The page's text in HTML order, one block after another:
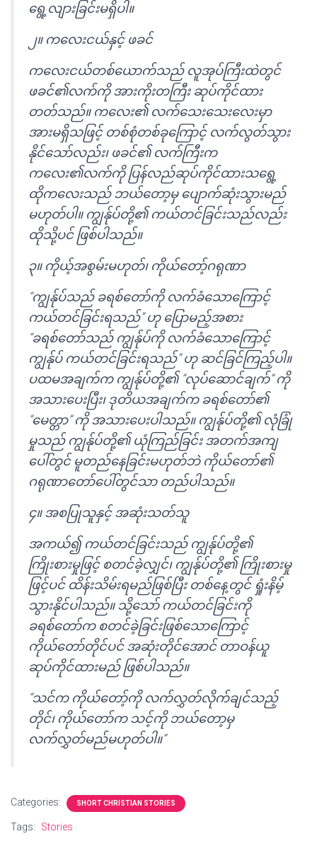
ရွေ့လျားခြင်းမရှိပါ။
၂။ ကလေးငယ်နှင့် ဖခင်
ကလေးငယ်တစ်ယောက်သည် လူအုပ်ကြီးထဲတွင်
ဖခင်၏လက်ကို အားကိုးတကြီး ဆုပ်ကိုင်ထား
တတ်သည်။ ကလေး၏ လက်သေးသေးလေးမှာ
အားမရှိသဖြင့် တစ်စုံတစ်ခုကြောင့် လက်လွတ်သွား
နိုင်သော်လည်း၊ ဖခင်၏ လက်ကြီးက
ကလေး၏လက်ကို ပြန်လည်ဆုပ်ကိုင်ထားသရွေ့
ထိုကလေးသည် ဘယ်တော့မှ ပျောက်ဆုံးသွားမည်
မဟုတ်ပါ။ ကျွန်ုပ်တို့၏ ကယ်တင်ခြင်းသည်လည်း
ထိုသို့ပင် ဖြစ်ပါသည်။
၃။ ကိုယ့်အစွမ်းမဟုတ်၊ ကိုယ်တော့်ဂရုဏာ
“ကျွန်ုပ်သည် ခရစ်တော်ကို လက်ခံသောကြောင့်
ကယ်တင်ခြင်းရသည်” ဟု ပြောမည့်အစား
“ခရစ်တော်သည် ကျွန်ုပ်ကို လက်ခံသောကြောင့်
ကျွန်ုပ် ကယ်တင်ခြင်းရသည်” ဟု ဆင်ခြင်ကြည့်ပါ။
ပထမအချက်က ကျွန်ုပ်တို့၏ “လုပ်ဆောင်ချက်” ကို
အသားပေးပြီး၊ ဒုတိယအချက်က ခရစ်တော်၏
“မေတ္တာ” ကို အသားပေးပါသည်။ ကျွန်ုပ်တို့၏ လုံခြုံ
မှုသည် ကျွန်ုပ်တို့၏ ယုံကြည်ခြင်း အတက်အကျ
ပေါ်တွင် မူတည်နေခြင်းမဟုတ်ဘဲ ကိုယ်တော်၏
ဂရုဏာတော်ပေါ်တွင်သာ တည်ပါသည်။
၄။ အစပြုသူနှင့် အဆုံးသတ်သူ
အကယ်၍ ကယ်တင်ခြင်းသည် ကျွန်ုပ်တို့၏
ကြိုးစားမှုဖြင့် စတင်ခဲ့လျှင်၊ ကျွန်ုပ်တို့၏ ကြိုးစားမှု
ဖြင့်ပင် ထိန်းသိမ်းရမည်ဖြစ်ပြီး တစ်နေ့တွင် ရှုံးနိမ့်
သွားနိုင်ပါသည်။ သို့သော် ကယ်တင်ခြင်းကို
ခရစ်တော်က စတင်ခဲ့ခြင်းဖြစ်သောကြောင့်
ကိုယ်တော်တိုင်ပင် အဆုံးတိုင်အောင် တာဝန်ယူ
ဆုပ်ကိုင်ထားမည် ဖြစ်ပါသည်။
“သင်က ကိုယ်တော့်ကို လက်လွှတ်လိုက်ချင်သည့်
တိုင်၊ ကိုယ်တော်က သင့်ကို ဘယ်တော့မှ
လက်လွှတ်မည်မဟုတ်ပါ။”
Categories: SHORT CHRISTIAN STORIES
Tags: Stories